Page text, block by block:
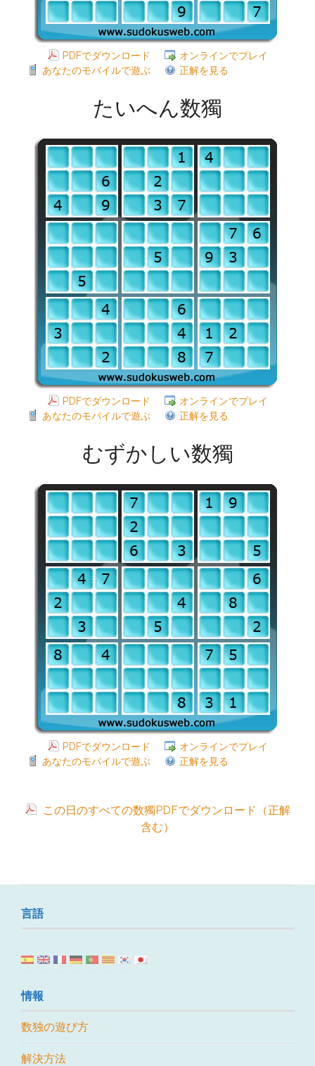
PDFでダウンロード
オンラインでプレイ
あなたのモバイルで遊ぶ
正解を見る
たいへん数獨
PDFでダウンロード
オンラインでプレイ
あなたのモバイルで遊ぶ
正解を見る
むずかしい数獨
PDFでダウンロード
オンラインでプレイ
あなたのモバイルで遊ぶ
正解を見る
この日のすべての数獨PDFでダウンロード（正解
含む）
言語
情報
数独の遊び方
解決方法